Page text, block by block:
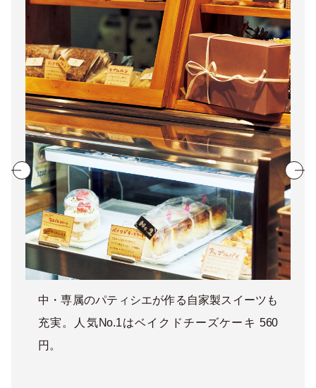
中・専属のパティシエが作る自家製スイーツも
充実。人気No.1はベイクドチーズケーキ 560
円。